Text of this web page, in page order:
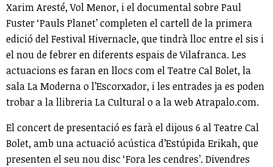
Xarim Aresté, Vol Menor, i el documental sobre Paul
Fuster ‘Pauls Planet’ completen el cartell de la primera
edició del Festival Hivernacle, que tindrà lloc entre el sis i
el nou de febrer en diferents espais de Vilafranca. Les
actuacions es faran en llocs com el Teatre Cal Bolet, la
sala La Moderna o l’Escorxador, i les entrades ja es poden
trobar a la llibreria La Cultural o a la web Atrapalo.com.
El concert de presentació es farà el dijous 6 al Teatre Cal
Bolet, amb una actuació acústica d’Estúpida Erikah, que
presenten el seu nou disc ‘Fora les cendres’. Divendres